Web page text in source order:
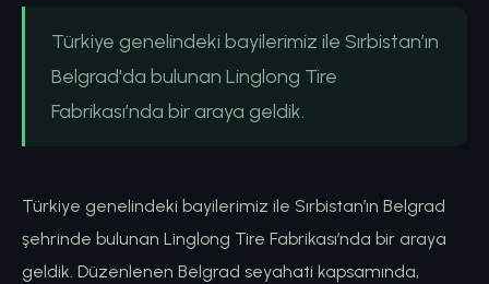
Türkiye genelindeki bayilerimiz ile Sırbistan’ın
Belgrad'da bulunan Linglong Tire
Fabrikası’nda bir araya geldik.
Türkiye genelindeki bayilerimiz ile Sırbistan’ın Belgrad
şehrinde bulunan Linglong Tire Fabrikası’nda bir araya
geldik. Düzenlenen Belgrad seyahati kapsamında,